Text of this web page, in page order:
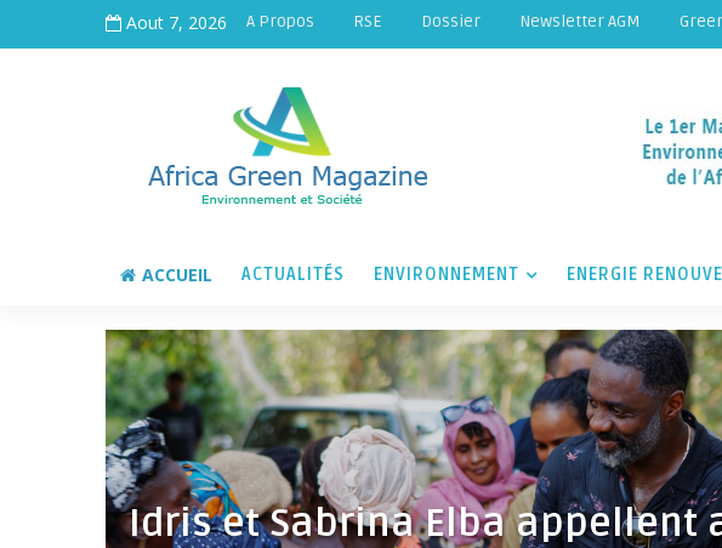
Aout 7, 2026 A Propos RSE Dossier Newsletter AGM
ACCUEIL ACTUALITÉS ENVIRONNEMENT ENERGIE
Idris et Sabrina Elba appellent